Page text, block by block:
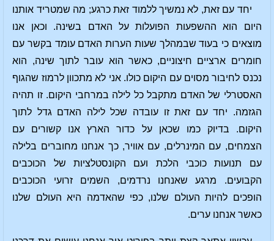
יחד עם זאת, לא נמשיך ללמוד זאת כרגע; מה שמטריד אותנו
היום הוא ההשפעות הפועלות על האדם בשינה. וכאן אנו
מוצאים כי בעוד שבמהלך שעות הערות האדם עומד בקשר עם
חומרים ארציים חיצוניים, כאשר הוא עובר לתוך שינה, הוא
נכנס לחיבור מסוים עם היקום כולו. אני לא מתכוון לרמוז שהגוף
האסטרלי של האדם מתקבל כל לילה במרחבי היקום. זו תהיה
הגזמה. יחד עם זאת זו עובדה שכל לילה האדם גדל לתוך
היקום. בדיוק כמו שכאן על כדור הארץ אנו קשורים עם
הצמחים, עם המינרלים, עם אוויר, כך אנחנו מחוברים בלילה
עם תנועות כוכבי הלכת ועם הקונסטלציות של הכוכבים
הקבועים. מרגע שאנחנו נרדמים, השמים זרועי הכוכבים
הופכים להיות העולם שלנו, כפי שהאדמה היא העולם שלנו
כאשר אנחנו ערים.